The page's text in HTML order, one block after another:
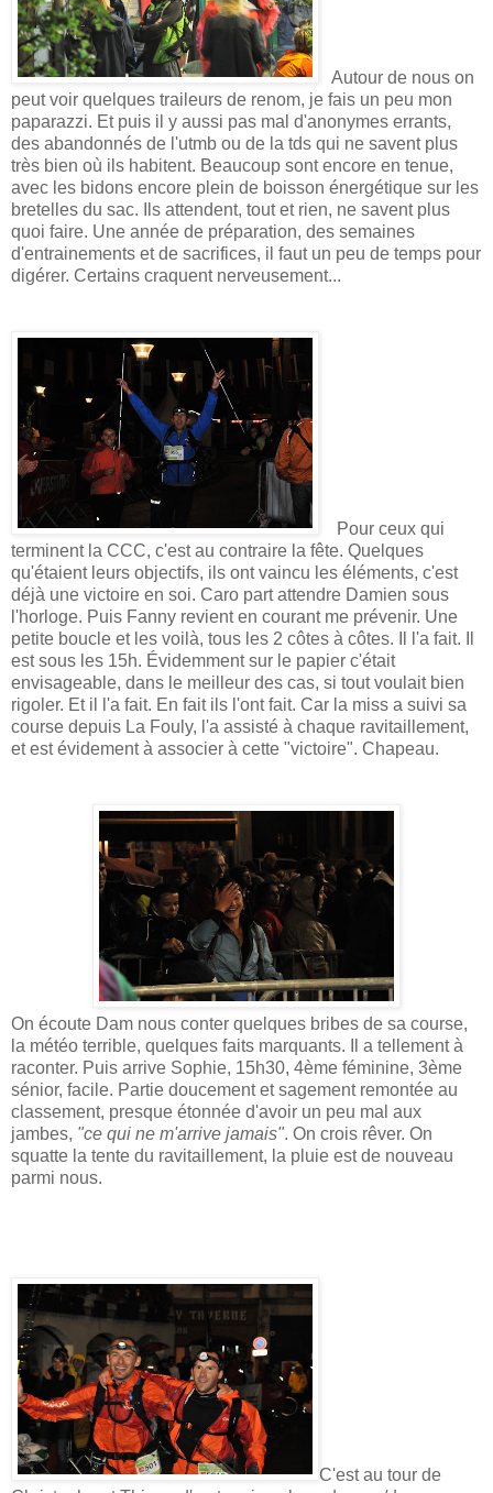
Autour de nous on
peut voir quelques traileurs de renom, je fais un peu mon
paparazzi. Et puis il y aussi pas mal d'anonymes errants,
des abandonnés de l'utmb ou de la tds qui ne savent plus
très bien où ils habitent. Beaucoup sont encore en tenue,
avec les bidons encore plein de boisson énergétique sur les
bretelles du sac. Ils attendent, tout et rien, ne savent plus
quoi faire. Une année de préparation, des semaines
d'entrainements et de sacrifices, il faut un peu de temps pour
digérer. Certains craquent nerveusement...
Pour ceux qui
terminent la CCC, c'est au contraire la fête. Quelques
qu'étaient leurs objectifs, ils ont vaincu les éléments, c'est
déjà une victoire en soi. Caro part attendre Damien sous
l'horloge. Puis Fanny revient en courant me prévenir. Une
petite boucle et les voilà, tous les 2 côtes à côtes. Il l'a fait. Il
est sous les 15h. Évidemment sur le papier c'était
envisageable, dans le meilleur des cas, si tout voulait bien
rigoler. Et il l'a fait. En fait ils l'ont fait. Car la miss a suivi sa
course depuis La Fouly, l'a assisté à chaque ravitaillement,
et est évidement à associer à cette "victoire". Chapeau.
On écoute Dam nous conter quelques bribes de sa course,
la météo terrible, quelques faits marquants. Il a tellement à
raconter. Puis arrive Sophie, 15h30, 4ème féminine, 3ème
sénior, facile. Partie doucement et sagement remontée au
classement, presque étonnée d'avoir un peu mal aux
jambes, "ce qui ne m'arrive jamais". On crois rêver. On
squatte la tente du ravitaillement, la pluie est de nouveau
parmi nous.
C'est au tour de